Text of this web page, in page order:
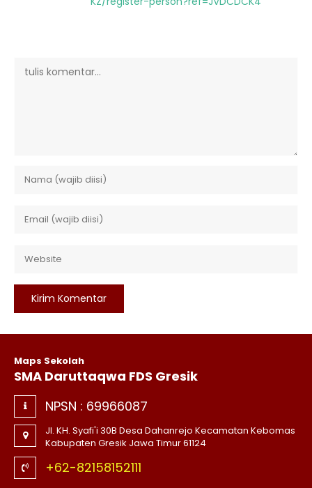
Maps Sekolah
SMA Daruttaqwa FDS Gresik
NPSN : 69966087
Jl. KH. Syafi'i 30B Desa Dahanrejo Kecamatan Kebomas
Kabupaten Gresik Jawa Timur 61124
+62-82158152111